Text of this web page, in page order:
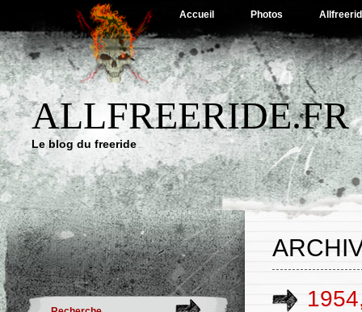
Accueil Photos
ALLFREERIDE.FR
Le blog du freeride